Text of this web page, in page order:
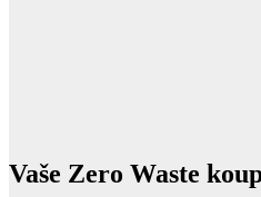
Vaše Zero Waste